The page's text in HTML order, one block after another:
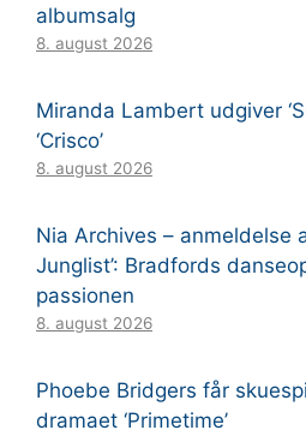
albumsalg
8. august 2026
Miranda Lambert udgiver
‘Crisco’
8. august 2026
Nia Archives – anmeldelse
Junglist’: Bradfords
passionen
8. august 2026
Phoebe Bridgers får
dramaet ‘Primetime’